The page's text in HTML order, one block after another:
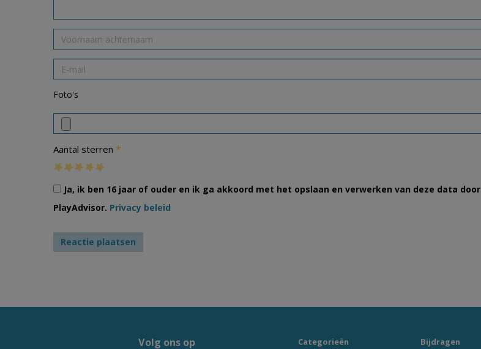
Foto's
Aantal sterren *
Ja, ik ben 16 jaar of ouder en ik ga akkoord met het opslaan en verwerken van deze data door
PlayAdvisor. Privacy beleid
Volg ons op Categorieën Bijdragen